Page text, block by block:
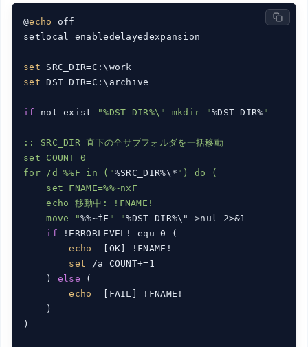
@echo
off
setlocal enabledelayedexpansion
set
set DST_DIR=C:\archive
if not exist "%DST_DIR%\" mkdir "%DST_DIR% "
:: SRC_DIR 直下の全サブフォルダを一括移動
set COUNT=0
for /d %%F in ("%SRC_DIR%\* ") do (
    set FNAME=%%~nxF
    echo 移動中: !FNAME!
    move "
%%~fF " "%DST_DIR%\" >nul 2>&1
if !ERRORLEVEL! equ 0 (
echo
  [OK] !FNAME!
set /a COUNT+=1
    )
else (
echo
  [FAIL] !FNAME!
    )
)